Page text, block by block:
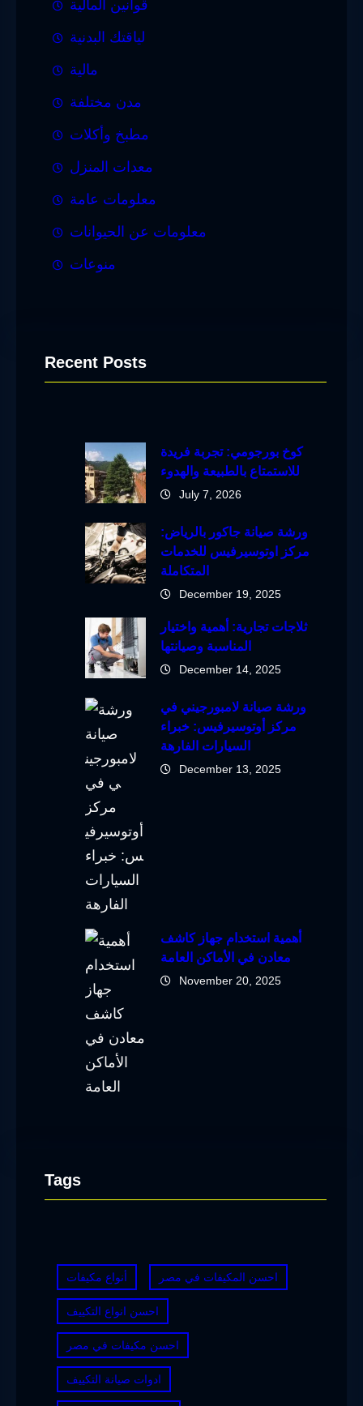
قوانين المالية
لياقتك البدنية
مالية
مدن مختلفة
مطبخ وأكلات
معدات المنزل
معلومات عامة
معلومات عن الحيوانات
منوعات
Recent Posts
كوخ بورجومي: تجربة فريدة
للاستمتاع بالطبيعة والهدوء
July 7, 2026
ورشة صيانة جاكور بالرياض:
مركز اوتوسيرفيس للخدمات
المتكاملة
December 19, 2025
ثلاجات تجارية: أهمية واختيار
المناسبة وصيانتها
December 14, 2025
ورشة صيانة لامبورجيني في
مركز أوتوسيرفيس: خبراء
السيارات الفارهة
December 13, 2025
أهمية استخدام جهاز كاشف
معادن في الأماكن العامة
November 20, 2025
Tags
أنواع مكيفات احسن المكيفات في مصر
احسن انواع التكييف
احسن مكيفات في مصر
ادوات صيانة التكييف